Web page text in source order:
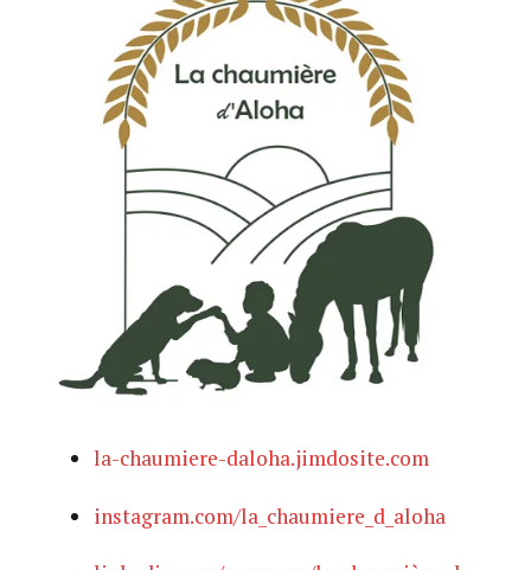
la-chaumiere-daloha.jimdosite.com
instagram.com/la_chaumiere_d_aloha